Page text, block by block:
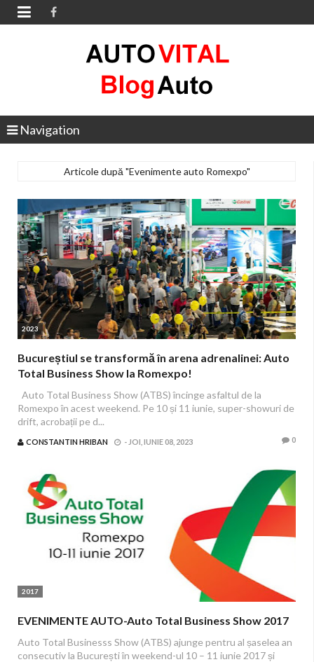

Navigation
Articole după "Evenimente auto Romexpo"
2023
Bucureștiul se transformă în arena adrenalinei: Auto
Total Business Show la Romexpo!
Auto Total Business Show (ATBS) încinge asfaltul de la
Romexpo în acest weekend. Pe 10 și 11 iunie, super-showuri de
drift, acrobații pe d...
CONSTANTIN HRIBAN - JOI, IUNIE 08, 2023 0
2017
EVENIMENTE AUTO-Auto Total Business Show 2017
Auto Total Businesss Show (ATBS) ajunge pentru al șaselea an
consecutiv la București în weekend-ul 10 – 11 iunie 2017 și